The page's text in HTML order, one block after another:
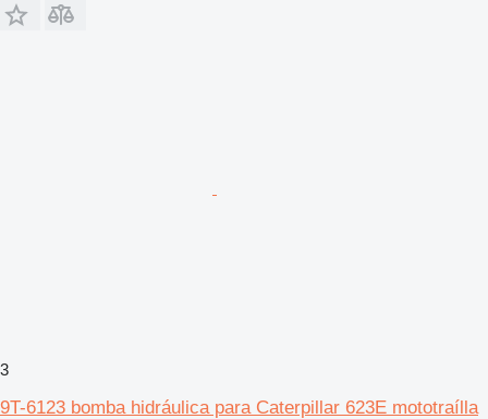
3
9T-6123 bomba hidráulica para Caterpillar 623E mototraílla